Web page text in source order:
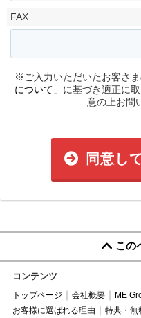
FAX
※ご入力いただいたお客さま
について」 に基づき適正に
意の上お問
同意し
この
コンテンツ
トップページ 会社概要 ME
お客様に選ばれる理由
特典・無